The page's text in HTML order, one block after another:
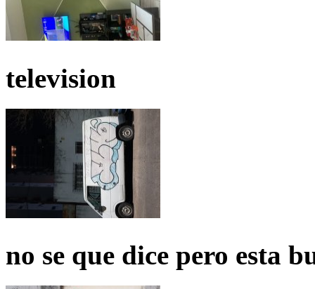
television
no se que dice pero esta